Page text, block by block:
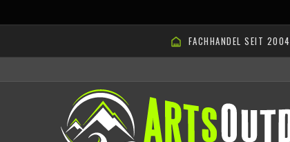
FACHHANDEL SEIT 2004